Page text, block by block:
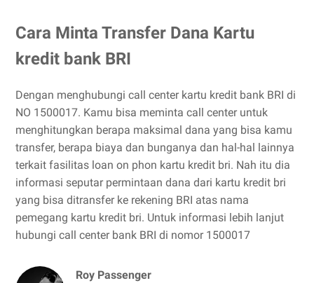
Cara Minta Transfer Dana Kartu
kredit bank BRI
Dengan menghubungi call center kartu kredit bank BRI di
NO 1500017. Kamu bisa meminta call center untuk
menghitungkan berapa maksimal dana yang bisa kamu
transfer, berapa biaya dan bunganya dan hal-hal lainnya
terkait fasilitas loan on phon kartu kredit bri. Nah itu dia
informasi seputar permintaan dana dari kartu kredit bri
yang bisa ditransfer ke rekening BRI atas nama
pemegang kartu kredit bri. Untuk informasi lebih lanjut
hubungi call center bank BRI di nomor 1500017
Roy Passenger